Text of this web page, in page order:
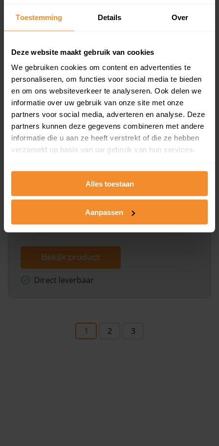
Toestemming Details Over
Deze website maakt gebruik van cookies
We gebruiken cookies om content en advertenties te
personaliseren, om functies voor social media te bieden
en om ons websiteverkeer te analyseren. Ook delen we
informatie over uw gebruik van onze site met onze
partners voor social media, adverteren en analyse. Deze
partners kunnen deze gegevens combineren met andere
informatie die u aan ze heeft verstrekt of die ze hebben
verzameld op basis van uw gebruik van hun services.
Alles toestaan
Aanpassen
en koopdatum) binnen een postcodegebied. Dit
inclusief een jaar lang gratis updates van nieuwe
Bekijk product
Direct leverbaar
Kadastrale kaart pakket
Alleen globale ligging perceel
omliggende percelen met de kadastrale erfgrenzen,
dit inclusief de luchtfoto!
Bekijk product
Direct leverbaar
1 2 3